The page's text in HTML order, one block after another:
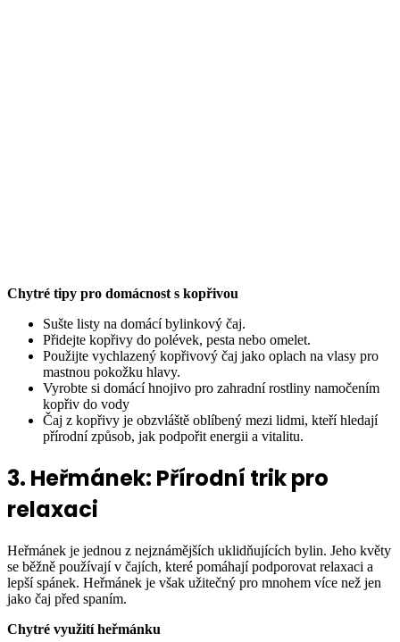
Chytré tipy pro domácnost s kopřivou
Sušte listy na domácí bylinkový čaj.
Přidejte kopřivy do polévek, pesta nebo omelet.
Použijte vychlazený kopřivový čaj jako oplach na vlasy pro
mastnou pokožku hlavy.
Vyrobte si domácí hnojivo pro zahradní rostliny namočením
kopřiv do vody
Čaj z kopřivy je obzvláště oblíbený mezi lidmi, kteří hledají
přírodní způsob, jak podpořit energii a vitalitu.
3. Heřmánek: Přírodní trik pro
relaxaci
Heřmánek je jednou z nejznámějších uklidňujících bylin. Jeho květy
se běžně používají v čajích, které pomáhají podporovat relaxaci a
lepší spánek. Heřmánek je však užitečný pro mnohem více než jen
jako čaj před spaním.
Chytré využití heřmánku